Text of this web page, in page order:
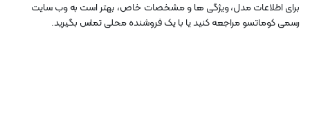
برای اطلاعات مدل، ویژگی ها و مشخصات خاص، بهتر است به وب سایت
رسمی کوماتسو مراجعه کنید یا با یک فروشنده محلی تماس بگیرید.